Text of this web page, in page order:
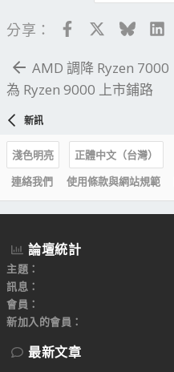
分享： Facebook
AMD 調降 Ryzen 7000
為 Ryzen 9000 上市鋪路
新訊
淺色明亮
正體中文（台灣）
連絡我們
使用條款與網站規範
論壇統計
主題
訊息
會員
新加入的會員
最新文章